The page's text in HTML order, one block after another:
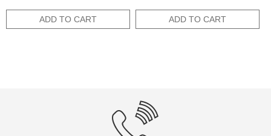
15,00€.7,50€.
ADD TO CART ADD TO CART